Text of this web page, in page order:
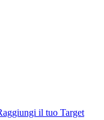
il tuo Target